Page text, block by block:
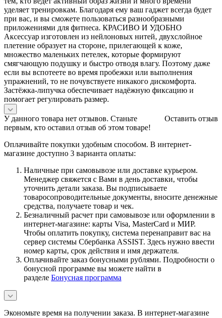
уделяет тренировкам. Благодаря ему ваш гаджет всегда будет
при вас, и вы сможете пользоваться разнообразными
приложениями для фитнеса. КРАСИВО И УДОБНО
Аксессуар изготовлен из нейлоновых нитей, двухслойное
плетение образует на стороне, прилегающей к коже,
множество маленьких петелек, которые формируют
смягчающую подушку и быстро отводя влагу. Поэтому даже
если вы вспотеете во время пробежки или выполнения
упражнений, то не почувствуете никакого дискомфорта.
Застёжка-липучка обеспечивает надёжную фиксацию и
помогает регулировать размер.
Оставить отзыв
У данного товара нет отзывов. Станьте
первым, кто оставил отзыв об этом товаре!
Оплачивайте покупки удобным способом. В интернет-
магазине доступно 3 варианта оплаты:
Наличные при самовывозе или доставке курьером.
Менеджер свяжется с Вами в день доставки, чтобы
уточнить детали заказа. Вы подписываете
товаросопроводительные документы, вносите денежные
средства, получаете товар и чек.
Безналичный расчет при самовывозе или оформлении в
интернет-магазине: карты Visa, MasterCard и МИР.
Чтобы оплатить покупку, система перенаправит вас на
сервер системы Сбербанка ASSIST. Здесь нужно ввести
номер карты, срок действия и имя держателя.
Оплачивайте заказ бонусными рублями. Подробности о
бонусной программе вы можете найти в
разделе Бонусная программа
Экономьте время на получении заказа. В интернет-магазине